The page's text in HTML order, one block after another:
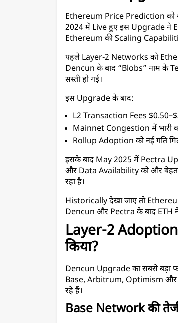
Ethereum Price Prediction को
2024 में Live हुए इस Upgrade ने
Ethereum की Scaling
पहले Layer-2 Networks को
Dencun के बाद “Blobs” नाम के
सस्ती हो गई।
इस Upgrade के बाद:
L2 Transaction Fees
Mainnet Congestion में भारी
Rollup Adoption को नई गति
इसके बाद May 2025 में Pectra
और Data Availability को और बेहतर
रहा है।
Historically देखा जाए तो
Dencun और Pectra के बाद ETH
Layer-2
किया?
Dencun Upgrade का सबसे बड़ा
Base, Arbitrum, Optimism और
रहे हैं।
Base Network की